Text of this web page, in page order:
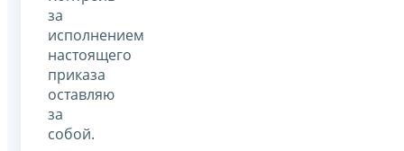
за
исполнением
настоящего
приказа
оставляю
за
собой.